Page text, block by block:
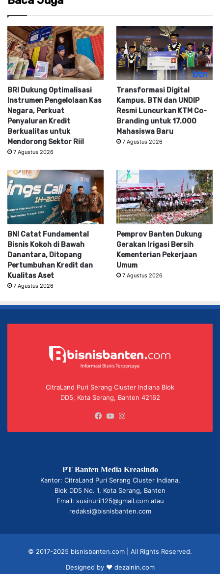
BRI Dukung Optimalisasi
Instrumen Pengelolaan Kas
Negara, Perkuat
Penyaluran Kredit
Berkualitas untuk
Mendorong Sektor Riil
7 Agustus 2026
Transformasi Digital
Kampus, BTN dan UNDIP
Resmi Luncurkan KTM Co-
Branding untuk 17.000
Mahasiswa Baru
7 Agustus 2026
BNI Catat Fundamental
Bisnis Kokoh di Bawah
Danantara, Ditopang
Pertumbuhan Kredit dan
Kualitas Aset
7 Agustus 2026
Pemprov Banten Dukung
Gerakan Irigasi Bersih
Kementerian Pekerjaan
Umum
7 Agustus 2026
CitraLand Puri Serang Cluster Indiana Blok
DD5, Kota Serang, Banten 42162
Facebook
YouTube
PT Banten Media Kreasindo
Kantor: CitraLand Puri Serang Cluster Indiana,
Blok DD5 No. 1, Kota Serang, Banten
Email: susinuril125@gmail.com atau
redaksi@bisnisbanten.com
© 2017-2025 bisnisbanten.com | All Rights Reserved.
Designed by ❤ dezainin.com